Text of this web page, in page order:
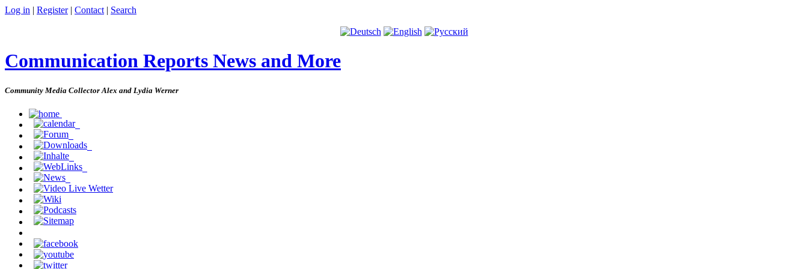
Log in | Register| Contact | Search
Communication Reports News and More
Community Media Collector Alex and Lydia Werner